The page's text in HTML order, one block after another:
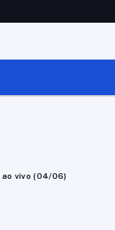
vivo (04/06)